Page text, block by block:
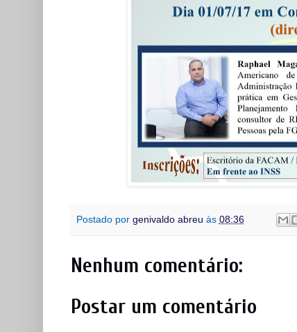
Postado por genivaldo abreu às 08:36
Nenhum comentário:
Postar um comentário